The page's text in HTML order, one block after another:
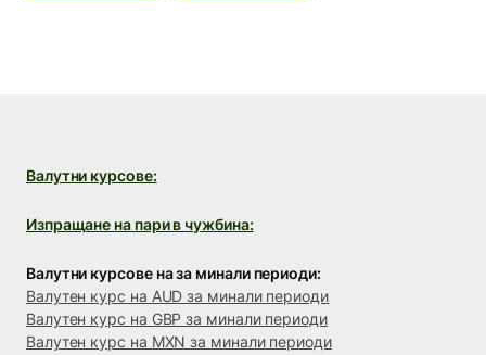
Валутни курсове:
Изпращане на пари в чужбина:
Валутни курсове на за минали периоди:
Валутен курс на AUD за минали периоди
Валутен курс на GBP за минали периоди
Валутен курс на MXN за минали периоди